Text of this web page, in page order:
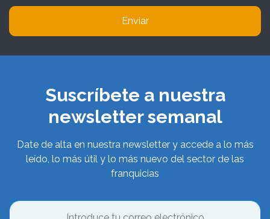
Enviar
Suscríbete a nuestra
newsletter semanal
Date de alta en nuestra newsletter y accede a lo más
leído, lo más útil y lo más nuevo del sector de las
franquicias